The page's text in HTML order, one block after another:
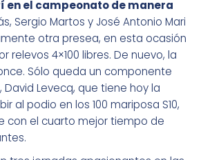
en el campeonato de manera
Sergio Martos y José Antonio Mari
otra presea, en esta ocasión
relevos 4×100 libres. De nuevo, la
Sólo queda un componente
David Levecq, que tiene hoy la
al podio en los 100 mariposa S10,
con el cuarto mejor tiempo de